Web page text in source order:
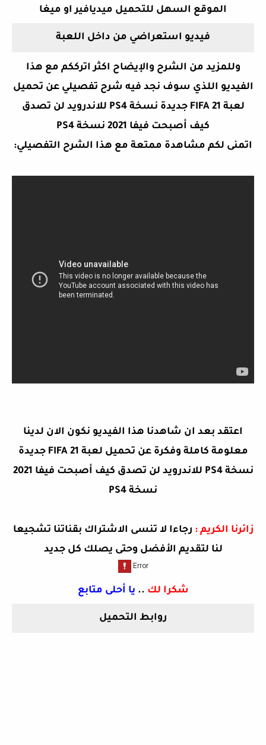
الموقع السهل للتحميل ميديافير او ميغا
فيديو استعراضي من داخل اللعبة
وللمزيد من الشرح والإيضاح اكثر اترككم مع هذا
الفيديو اللذي سوف نجد فيه شرح تفصيلي عن تحميل
لعبة FIFA 21 جديدة نسخة PS4 للاندرويد لن تصدق
كيف أصبحت فيفا 2021 نسخة PS4
اتمنى لكم مشاهدة ممتعة مع هذا الشرح التفصيلي:
اعتقد بعد ان شاهدنا هذا الفيديو نكون الان لدينا
معلومة كاملة وفكرة عن
تحميل لعبة FIFA 21 جديدة
نسخة PS4 للاندرويد لن تصدق كيف أصبحت فيفا 2021
نسخة PS4
زائرنا الكريم : رجاءا لا تنسى الاشتراك بقناتنا تشجيعا
لنا لتقديم الأفضل وحتى يصلك كل جديد
شكرا لك .. يا أحلى متابع
روابط التحميل